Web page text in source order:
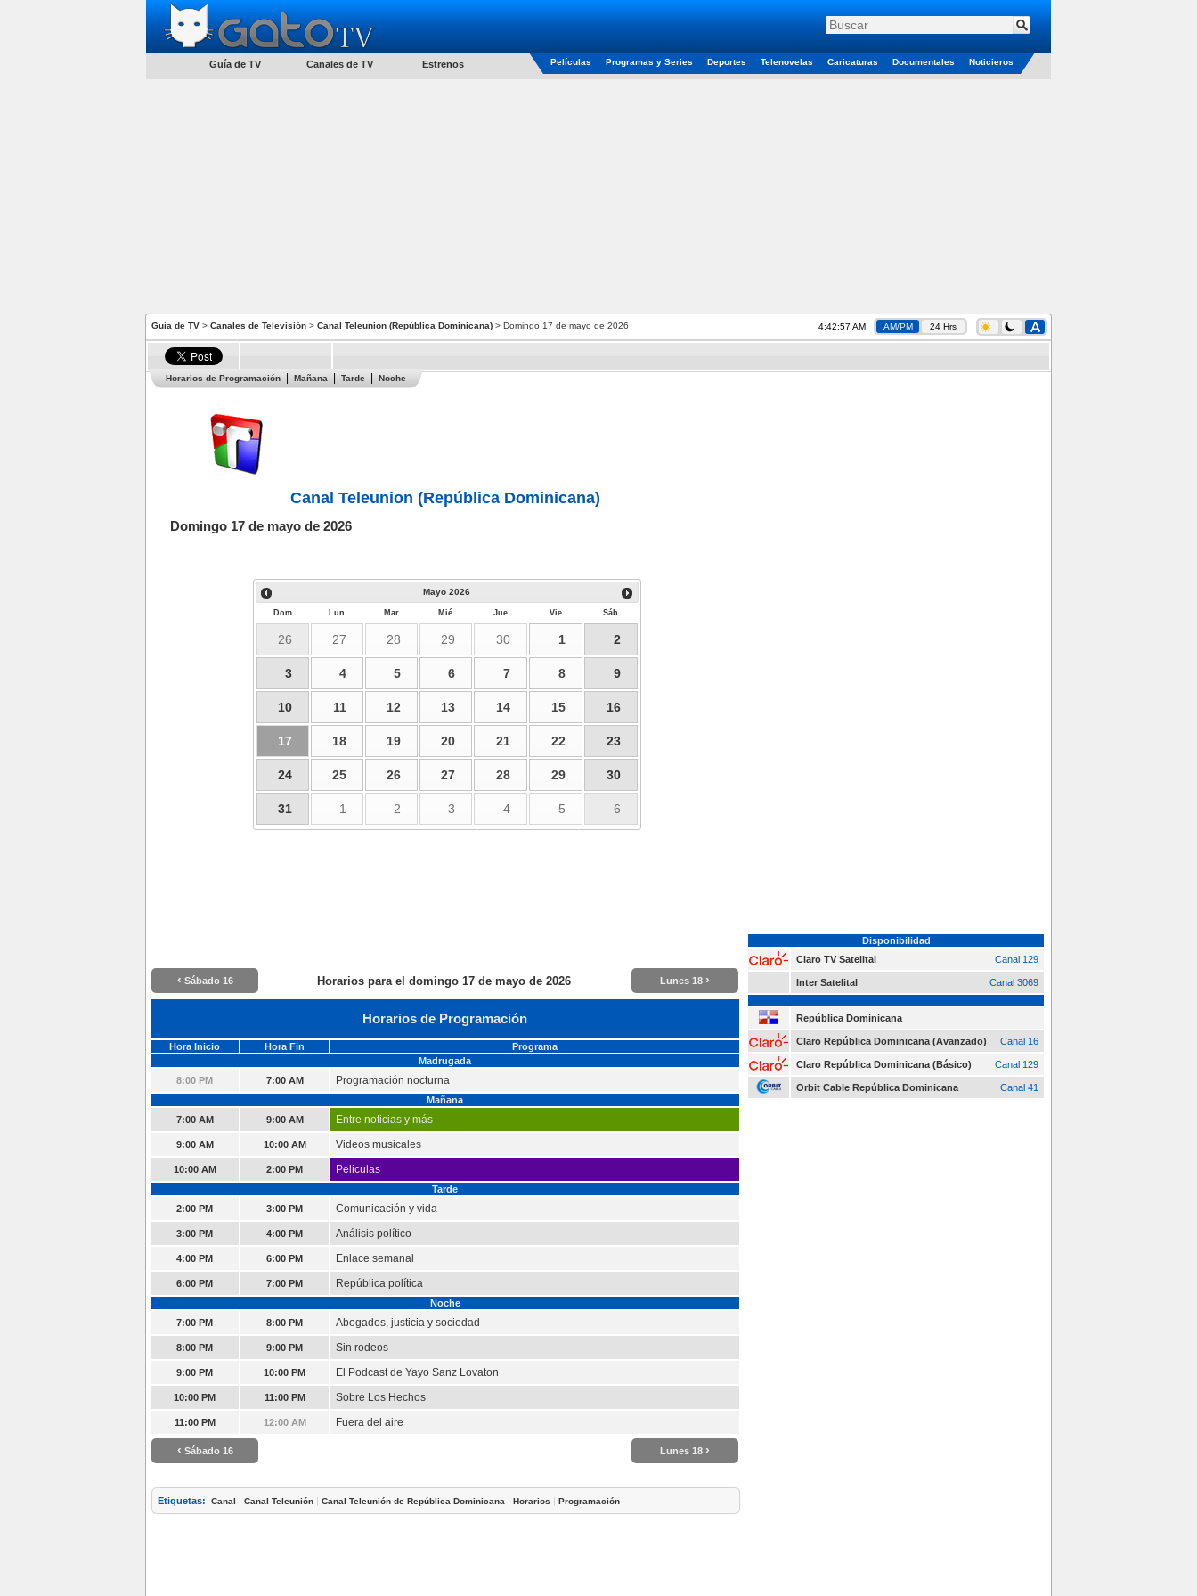
Guía de TV Canales de TV Estrenos Películas Programas y Series Deportes Telenovelas Caricaturas Documentales Noticieros
Guía de TV > Canales de Televisión > Canal Teleunion (República Dominicana) > Domingo 17 de mayo de 2026 4:42:57 AM AM/PM 24 Hrs
Horarios de Programación Mañana Tarde Noche
Canal Teleunion (República Dominicana)
Domingo 17 de mayo de 2026
Mayo 2026
Dom Lun Mar Mié Jue Vie Sáb
26 27 28 29 30 1 2
3 4 5 6 7 8 9
10 11 12 13 14 15 16
17 18 19 20 21 22 23
24 25 26 27 28 29 30
31 1 2 3 4 5 6
‹ Sábado 16 Horarios para el domingo 17 de mayo de 2026 Lunes 18 ›
Horarios de Programación
Hora Inicio Hora Fin
Programa
Madrugada
8:00 PM
7:00 AM Programación nocturna
Mañana
7:00 AM
9:00 AM Entre noticias y más
9:00 AM 10:00 AM Videos musicales
10:00 AM 2:00 PM Peliculas
Tarde
2:00 PM
3:00 PM Comunicación y vida
3:00 PM 4:00 PM Análisis político
4:00 PM 6:00 PM Enlace semanal
6:00 PM 7:00 PM República política
Noche
7:00 PM
8:00 PM Abogados, justicia y sociedad
8:00 PM 9:00 PM Sin rodeos
9:00 PM 10:00 PM El Podcast de Yayo Sanz Lovaton
10:00 PM 11:00 PM Sobre Los Hechos
11:00 PM 12:00 AM Fuera del aire
‹ Sábado 16 Lunes 18 ›
Etiquetas: Canal | Canal Teleunión | Canal Teleunión de República Dominicana | Horarios | Programación
Disponibilidad
Claro TV Satelital
Canal 129
Inter Satelital Canal 3069
República Dominicana
Claro República Dominicana (Avanzado) Canal 16
Claro República Dominicana (Básico) Canal 129
Orbit Cable República Dominicana Canal 41